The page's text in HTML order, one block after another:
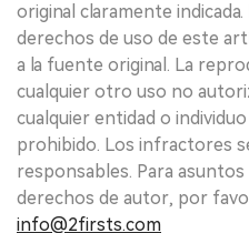
original claramente
derechos de uso de este
a la fuente original. La
cualquier otro uso no
cualquier entidad o
prohibido. Los infractores
responsables. Para
derechos de autor, por
info@2firsts.com